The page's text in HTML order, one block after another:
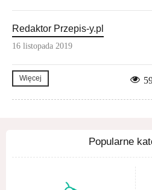
Redaktor Przepis-y.pl
16 listopada 2019
Więcej
Popularne